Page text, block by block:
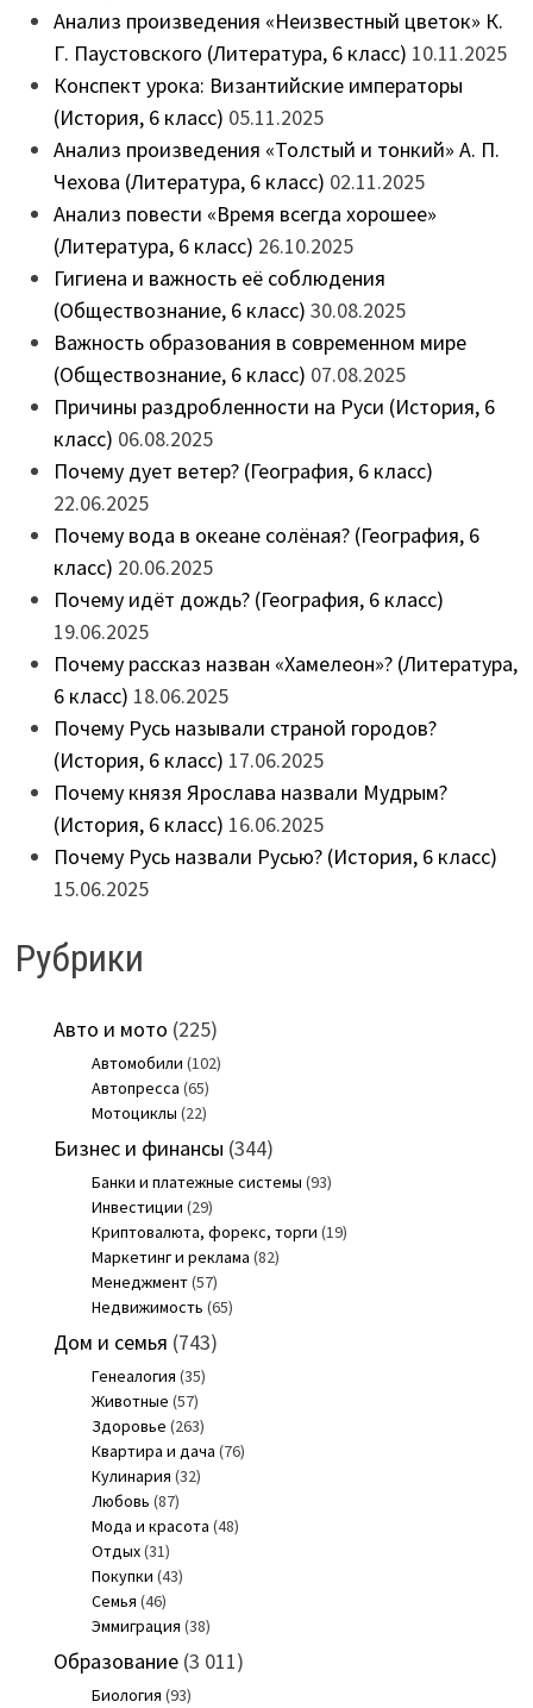
Анализ произведения «Неизвестный цветок» К.
Г. Паустовского (Литература, 6 класс) 10.11.2025
Конспект урока: Византийские императоры
(История, 6 класс) 05.11.2025
Анализ произведения «Толстый и тонкий» А. П.
Чехова (Литература, 6 класс) 02.11.2025
Анализ повести «Время всегда хорошее»
(Литература, 6 класс) 26.10.2025
Гигиена и важность её соблюдения
(Обществознание, 6 класс) 30.08.2025
Важность образования в современном мире
(Обществознание, 6 класс) 07.08.2025
Причины раздробленности на Руси (История, 6
класс) 06.08.2025
Почему дует ветер? (География, 6 класс)
22.06.2025
Почему вода в океане солёная? (География, 6
класс) 20.06.2025
Почему идёт дождь? (География, 6 класс)
19.06.2025
Почему рассказ назван «Хамелеон»? (Литература,
6 класс) 18.06.2025
Почему Русь называли страной городов?
(История, 6 класс) 17.06.2025
Почему князя Ярослава назвали Мудрым?
(История, 6 класс) 16.06.2025
Почему Русь назвали Русью? (История, 6 класс)
15.06.2025
Рубрики
Авто и мото (225)
Автомобили (102)
Автопресса (65)
Мотоциклы (22)
Бизнес и финансы (344)
Банки и платежные системы (93)
Инвестиции (29)
Криптовалюта, форекс, торги (19)
Маркетинг и реклама (82)
Менеджмент(57)
Недвижимость (65)
Дом и семья (743)
Генеалогия (35)
Животные (57)
Здоровье (263)
Квартира и дача (76)
Кулинария (32)
Любовь (87)
Мода и красота (48)
Отдых(31)
Покупки (43)
Семья (46)
Эммиграция (38)
Образование(3 011)
Биология (93)